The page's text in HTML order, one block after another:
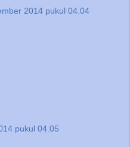
2014 pukul 04.04
pukul 04.05